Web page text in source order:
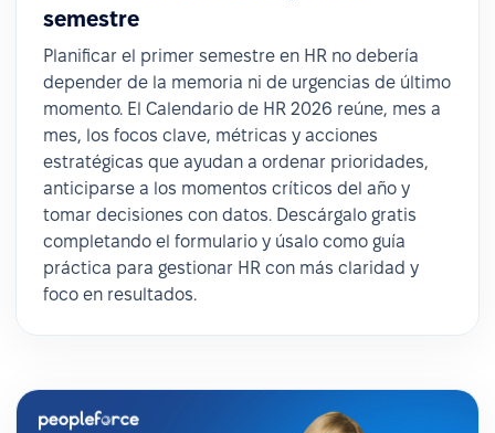
semestre
Planificar el primer semestre en HR no debería
depender de la memoria ni de urgencias de último
momento. El Calendario de HR 2026 reúne, mes a
mes, los focos clave, métricas y acciones
estratégicas que ayudan a ordenar prioridades,
anticiparse a los momentos críticos del año y
tomar decisiones con datos. Descárgalo gratis
completando el formulario y úsalo como guía
práctica para gestionar HR con más claridad y
foco en resultados.